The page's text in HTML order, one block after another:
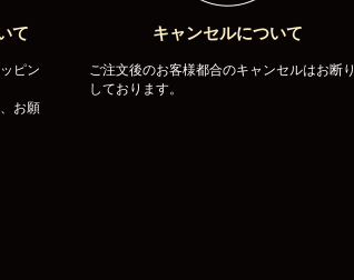
て
ピン
お願
キャンセルについて
ご注文後のお客様都合のキャンセルはお断り
しております。